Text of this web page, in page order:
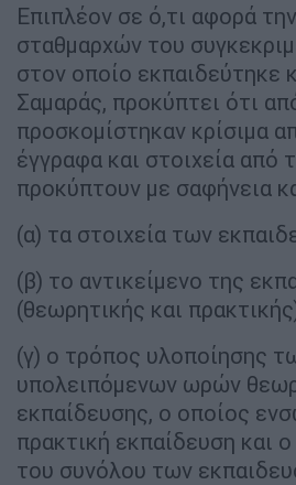
Επιπλέον σε ό,τι αφορά
σταθμαρχών του
στον οποίο εκπαιδεύτηκε
Σαμαράς, προκύπτει ότι
προσκομίστηκαν κρίσιμα
έγγραφα και στοιχεία από
προκύπτουν με σαφήνεια
(α) τα στοιχεία των
(β) το αντικείμενο της
(θεωρητικής και
(γ) ο τρόπος υλοποίησης
υπολειπόμενων ωρών
εκπαίδευσης, ο οποίος
πρακτική εκπαίδευση και
του συνόλου των